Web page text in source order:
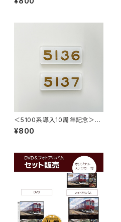
ルコースター【行先】
＜5100系導入10周年記念＞マ
グネット付アクリルプレート
¥800